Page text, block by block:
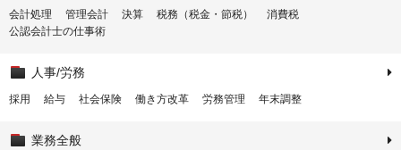
会計処理 管理会計 決算 税務（税金・節税）
消費税
公認会計士の仕事術
人事/労務
採用 給与 社会保険 働き方改革 労務管理 年末調整
業務全般